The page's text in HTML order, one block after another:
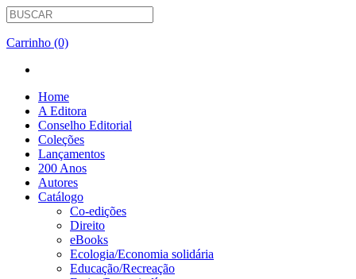
Carrinho (0)
Home
A Editora
Conselho Editorial
Coleções
Lançamentos
200 Anos
Autores
Catálogo
Co-edições
Direito
eBooks
Ecologia/Economia solidária
Educação/Recreação